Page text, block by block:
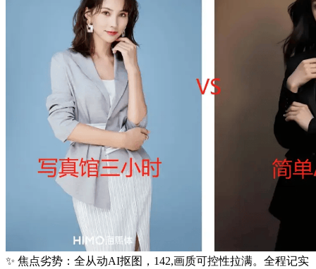
✨ 焦点劣势：全从动AI抠图，142,画质可控性拉满。全程记实